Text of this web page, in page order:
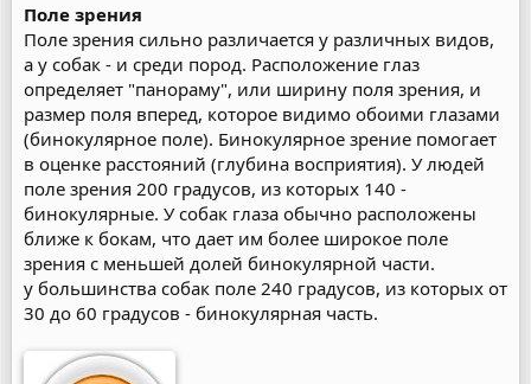
Поле зрения
Поле зрения сильно различается у различных видов,
а у собак - и среди пород. Расположение глаз
определяет "панораму", или ширину поля зрения, и
размер поля вперед, которое видимо обоими глазами
(бинокулярное поле). Бинокулярное зрение помогает
в оценке расстояний (глубина восприятия). У людей
поле зрения 200 градусов, из которых 140 -
бинокулярные. У собак глаза обычно расположены
ближе к бокам, что дает им более широкое поле
зрения с меньшей долей бинокулярной части.
у большинства собак поле 240 градусов, из которых от
30 до 60 градусов - бинокулярная часть.